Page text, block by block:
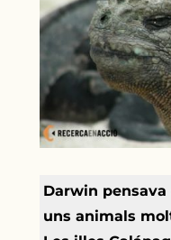
Darwin
uns animals